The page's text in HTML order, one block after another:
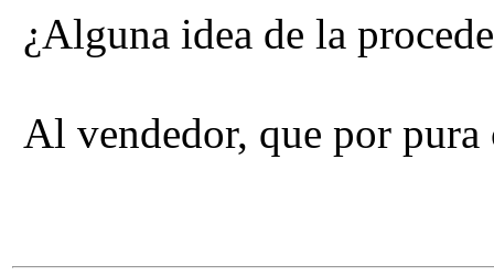
¿Alguna idea de la
Al vendedor, que por pura